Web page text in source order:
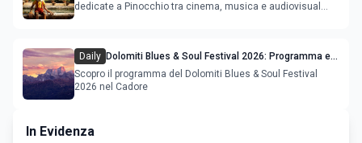
dedicate a Pinocchio tra cinema, musica e audiovisual
Daily Dolomiti Blues & Soul Festival 2026: Programma e
Location nel Cadore
Scopro il programma del Dolomiti Blues & Soul Festival
2026 nel Cadore
In Evidenza